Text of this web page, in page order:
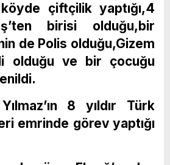
köyde çiftçilik yaptığı,4
birisi olduğu,bir
de Polis olduğu,Gizem
olduğu ve bir çocuğu
8 yıldır Türk
emrinde görev yaptığı